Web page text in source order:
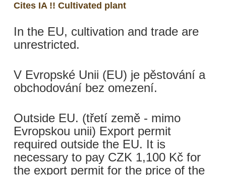
Cites IA !! Cultivated plant
In the EU, cultivation and trade are
unrestricted.
V Evropské Unii (EU) je pěstování a
obchodování bez omezení.
Outside EU. (třetí země - mimo
Evropskou unii) Export permit
required outside the EU. It is
necessary to pay CZK 1,100 Kč for
the export permit for the price of the